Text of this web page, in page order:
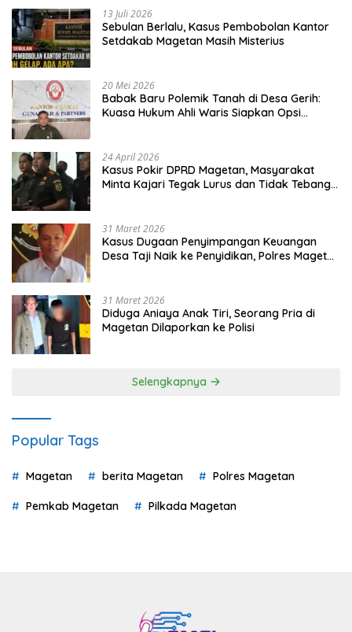
13 Juli 2026
Sebulan Berlalu, Kasus Pembobolan Kantor
Setdakab Magetan Masih Misterius
20 Mei 2026
Babak Baru Polemik Tanah di Desa Gerih:
Kuasa Hukum Ahli Waris Siapkan Opsi
24 April 2026
Kasus Pokir DPRD Magetan, Masyarakat
Minta Kajari Tegak Lurus dan Tidak Tebang
31 Maret 2026
Kasus Dugaan Penyimpangan Keuangan
Desa Taji Naik ke Penyidikan, Polres Magetan
31 Maret 2026
Diduga Aniaya Anak Tiri, Seorang Pria di
Magetan Dilaporkan ke Polisi
Selengkapnya
Popular Tags
Magetan berita Magetan Polres Magetan
Pemkab Magetan Pilkada Magetan